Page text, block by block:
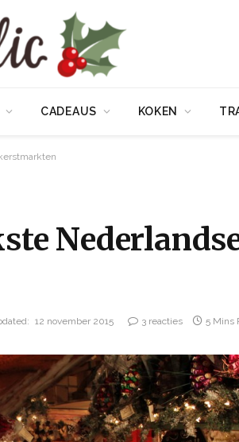
CADEAUS KOKEN
12 november 2015 3 reacties 5 Mins